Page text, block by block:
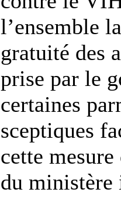
l’ensemble
gratuité des
prise par le
certaines
sceptiques
cette
du ministère